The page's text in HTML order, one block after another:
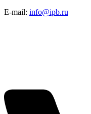
E-mail: info@ipb.ru